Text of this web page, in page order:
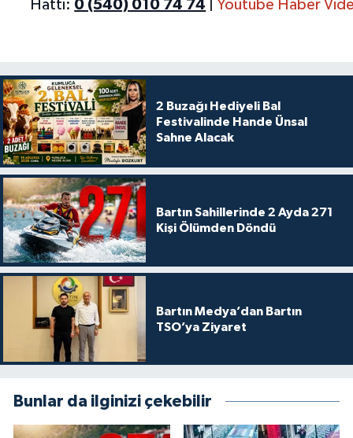
Hattı: 0 (540) 010 74 74 |Youtube Haber
2 Buzağı Hediyeli Bal
Festivalinde Hande Ünsal
Sahne Alacak
Bartın Sahillerinde 2 Ayda 271
Kişi Ölümden Döndü
Bartın Medya’dan Bartın
TSO’ya Ziyaret
Bunlar da ilginizi çekebilir